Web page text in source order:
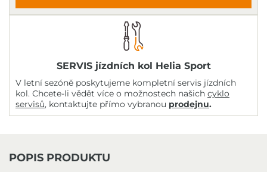
SERVIS jízdních kol Helia Sport
V letní sezóně poskytujeme kompletní servis jízdních
kol. Chcete-li vědět více o možnostech našich cyklo
servisů, kontaktujte přímo vybranou prodejnu.
POPIS PRODUKTU